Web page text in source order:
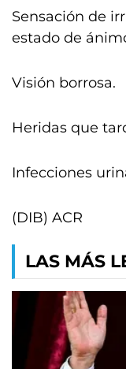
Sensación de
estado de
Visión borrosa.
Heridas que
Infecciones
(DIB) ACR
LAS MÁS